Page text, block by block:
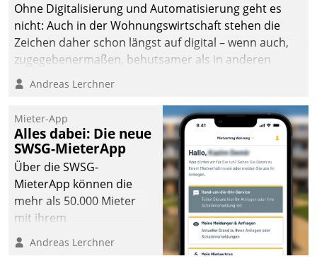
Ohne Digitalisierung und Automatisierung geht es
nicht: Auch in der Wohnungswirtschaft stehen die
Zeichen daher schon längst auf digital – wenn auch,
zugegebenermaßen, behutsamer als in anderen
Branchen.
Andreas Lerchner
Mieter-App
Alles dabei: Die neue
SWSG-MieterApp
Über die SWSG-
MieterApp können die
mehr als 50.000 Mieter
mit ihrem
Wohnungsunternehmen
kommunizieren, auf dem
Andreas Lerchner